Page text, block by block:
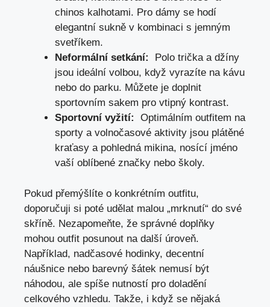
chinos kalhotami. Pro ​dámy se hodí
elegantní sukně v ⁢kombinaci s jemným
svetříkem.
Neformální setkání:
‍ Polo ‍trička a džíny ​
jsou ideální‌ volbou, když vyrazíte na kávu
​nebo do parku. Můžete je​ doplnit
sportovním sakem pro vtipný kontrast.
Sportovní ‍vyžití:
​ Optimálním outfitem na
sporty a volnočasové aktivity ​jsou ⁤plátěné
kraťasy a pohledná mikina, ‌nosící jméno
vaší ⁤oblíbené značky nebo školy.
Pokud přemýšlíte ‍o konkrétním outfitu,
doporučuji si poté udělat malou⁢ „mrknutí“ do své⁢
skříně. Nezapomeňte,⁣ že správné doplňky
mohou⁣ outfit posunout na další úroveň.⁢
Například, nadčasové ⁢hodinky, decentní
náušnice nebo barevný šátek nemusí být
náhodou,‍ ale spíše nutností pro doladění
celkového‌ vzhledu. Takže,⁢ i když se nějaká